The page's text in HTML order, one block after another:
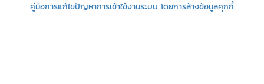
คู่มือการแก้ไขปัญหาการเข้าใช้งานระบบ โดยการล้างข้อมูลคุกกี้